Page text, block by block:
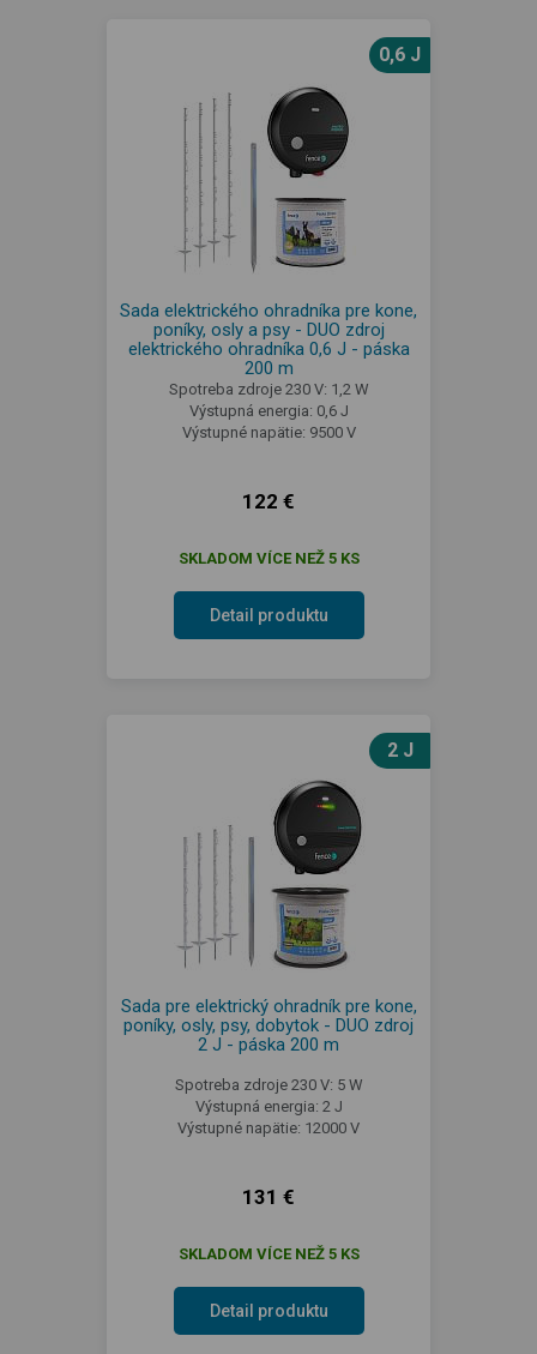
0,6 J
Sada elektrického ohradníka pre kone,
poníky, osly a psy - DUO zdroj
elektrického ohradníka 0,6 J - páska
200 m
Spotreba zdroje 230 V: 1,2 W
Výstupná energia: 0,6 J
Výstupné napätie: 9500 V
122 €
SKLADOM VÍCE NEŽ 5 KS
Detail produktu
2 J
Sada pre elektrický ohradník pre kone,
poníky, osly, psy, dobytok - DUO zdroj
2 J - páska 200 m
Spotreba zdroje 230 V: 5 W
Výstupná energia: 2 J
Výstupné napätie: 12000 V
131 €
SKLADOM VÍCE NEŽ 5 KS
Detail produktu